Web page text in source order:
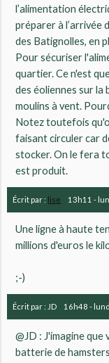
l’alimentation
préparer à l’arrivée
des Batignolles, en
Pour sécuriser
quartier. Ce n'est
des éoliennes sur la
moulins à vent.
Notez toutefois
faisant circuler car
stocker. On le fera
est produit.
Écrit par : lise 13h11 -
Une ligne à haute
millions d'euros le
;-)
Écrit par : JD 16h48 -
@JD : J'imagine
batterie de